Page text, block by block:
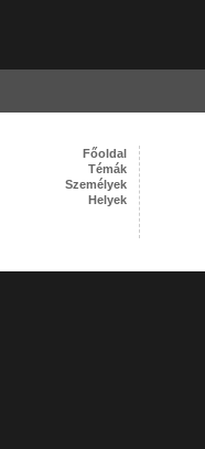
Főoldal
Témák
Személyek
Helyek